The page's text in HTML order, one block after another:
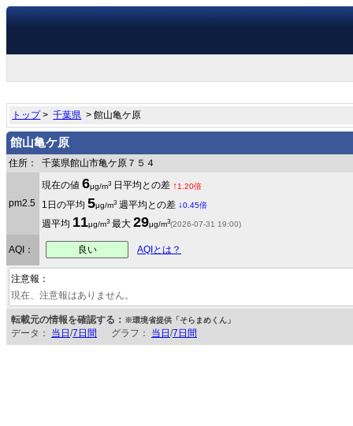
トップ>千葉県 > 館山亀ケ原
館山亀ケ原
住所： 千葉県館山市亀ケ原７５４
pm2.5
現在の値 6μg/m3 日平均との差 ↑1.20倍
1日の平均 5μg/m3 週平均との差 ↓0.45倍
週平均 11μg/m3 最大 29μg/m3(2026-07-31 19:00)
AQI： 良い AQIとは？
注意報：
現在、注意報はありません。
転載元の情報を確認する： ※環境省提供「そらまめくん」
データ： 当日 /7日間 グラフ： 当日 /7日間